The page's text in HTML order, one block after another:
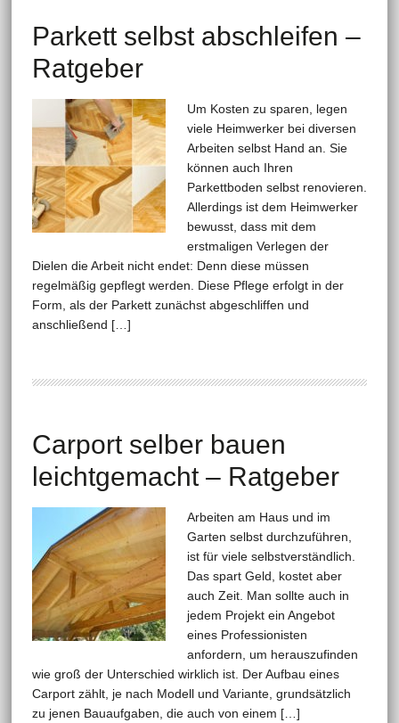
Parkett selbst abschleifen –
Ratgeber
Um Kosten zu sparen, legen
viele Heimwerker bei diversen
Arbeiten selbst Hand an. Sie
können auch Ihren
Parkettboden selbst renovieren.
Allerdings ist dem Heimwerker
bewusst, dass mit dem
erstmaligen Verlegen der
Dielen die Arbeit nicht endet: Denn diese müssen
regelmäßig gepflegt werden. Diese Pflege erfolgt in der
Form, als der Parkett zunächst abgeschliffen und
anschließend […]
Carport selber bauen
leichtgemacht – Ratgeber
Arbeiten am Haus und im
Garten selbst durchzuführen,
ist für viele selbstverständlich.
Das spart Geld, kostet aber
auch Zeit. Man sollte auch in
jedem Projekt ein Angebot
eines Professionisten
anfordern, um herauszufinden
wie groß der Unterschied wirklich ist. Der Aufbau eines
Carport zählt, je nach Modell und Variante, grundsätzlich
zu jenen Bauaufgaben, die auch von einem […]